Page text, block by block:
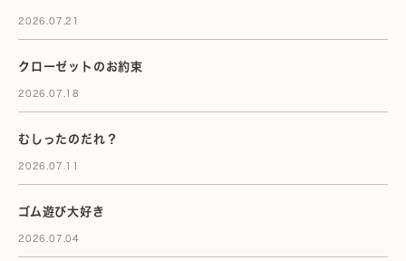
2026.07.21
クローゼットのお約束
2026.07.18
むしったのだれ？
2026.07.11
ゴム遊び大好き
2026.07.04